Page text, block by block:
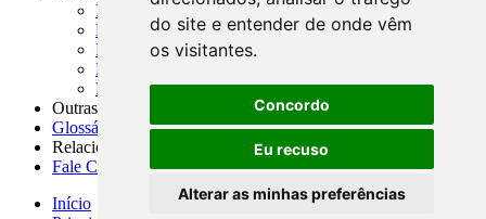
do site e entender de onde vêm
os visitantes.
Concordo
Eu recuso
Alterar as minhas preferências
Índice de Textos
Editorial
Monografias
Na Imprensa
Fórum de Discussão
Outras ferramentas
Glossário
Relacionamento
Fale Conosco
Início